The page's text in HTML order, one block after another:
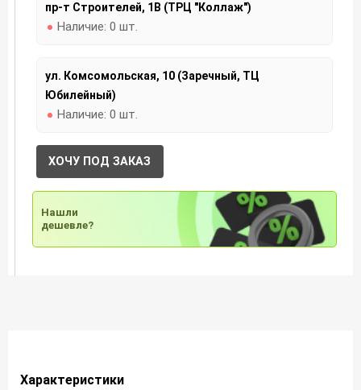
пр-т Строителей, 1В (ТРЦ "Коллаж")
Наличие: 0 шт.
ул. Комсомольская, 10 (Заречный, ТЦ
Юбилейный)
Наличие: 0 шт.
ХОЧУ ПОД ЗАКАЗ
Нашли
дешевле?
Характеристики